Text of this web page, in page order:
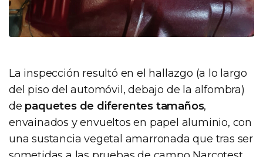
La inspección resultó en el hallazgo (a lo largo
del piso del automóvil, debajo de la alfombra)
de paquetes de diferentes tamaños,
envainados y envueltos en papel aluminio, con
una sustancia vegetal amarronada que tras ser